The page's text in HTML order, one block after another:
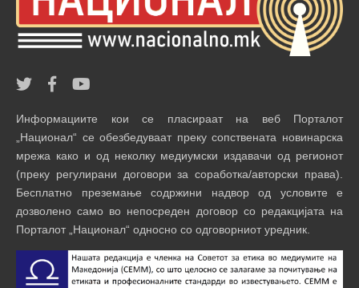
Информациите кои се пласираат на веб Порталот
„Национал“ се обезбедуваат преку сопствената новинарска
мрежа како и од неколку медиумски издавачи од регионот
(преку регулирани договори за соработка/авторски права).
Бесплатно преземање содржини надвор од условите е
дозволено само во непосреден договор со редакцијата на
Порталот „Национал“ односно со одговорниот уредник.